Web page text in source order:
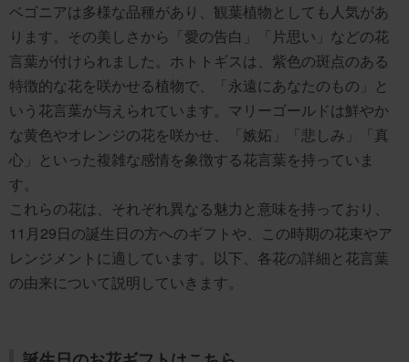
ベゴニアは多様な品種があり、観葉植物としても人気があ
ります。その美しさから「愛の告白」「片思い」などの花
言葉が付けられました。ホトトギスは、紫色の斑点のある
特徴的な花を咲かせる植物で、「永遠にあなたのもの」と
いう花言葉が与えられています。マリーゴールドは鮮やか
な黄色やオレンジの花を咲かせ、「嫉妬」「悲しみ」「真
心」といった複雑な感情を象徴する花言葉を持っていま
す。
これらの花は、それぞれ異なる魅力と意味を持っており、
11月29日の誕生日の方へのギフトや、この時期の花束やア
レンジメントに適しています。以下、各花の詳細と花言葉
の由来について説明していきます。